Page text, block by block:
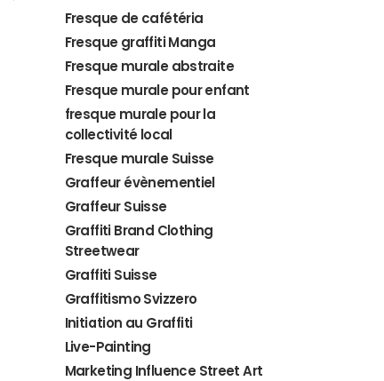
Fresque de cafétéria
Fresque graffiti Manga
Fresque murale abstraite
Fresque murale pour enfant
fresque murale pour la
collectivité local
Fresque murale Suisse
Graffeur évènementiel
Graffeur Suisse
Graffiti Brand Clothing
Streetwear
Graffiti Suisse
Graffitismo Svizzero
Initiation au Graffiti
Live-Painting
Marketing Influence Street Art